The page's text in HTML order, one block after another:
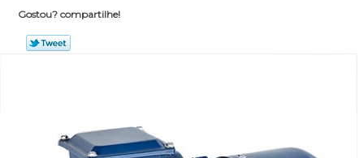
Gostou? compartilhe!